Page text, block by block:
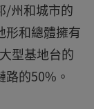
/州和城市的
形和總體擁有
型基地台的
的50%。